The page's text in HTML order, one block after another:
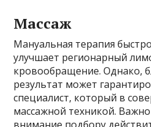
Массаж
Мануальная терапия
улучшает регионарный
кровообращение. Однако,
результат может
специалист, который в
массажной техникой.